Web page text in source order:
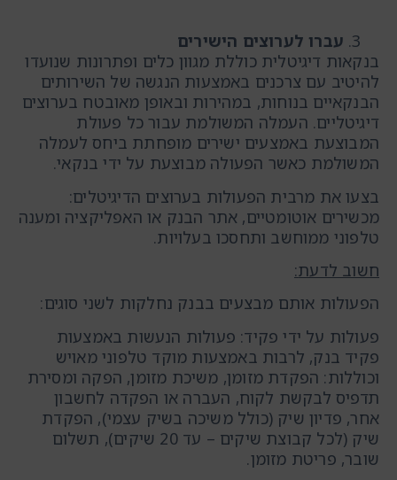
עברו לערוצים הישירים
בנקאות דיגיטלית כוללת מגוון כלים ופתרונות שנועדו
להיטיב עם צרכנים באמצעות הנגשה של השירותים
הבנקאיים בנוחות, במהירות ובאופן מאובטח בערוצים
דיגיטליים. העמלה המשולמת עבור כל פעולת
המבוצעת באמצעים ישירים מופחתת ביחס לעמלה
המשולמת כאשר הפעולה מבוצעת על ידי בנקאי.
בצעו את מרבית הפעולות בערוצים הדיגיטלים:
מכשירים אוטומטיים, אתר הבנק או האפליקציה ומענה
טלפוני ממוחשב ותחסכו בעלויות.
חשוב לדעת:
הפעולות אותם מבצעים בבנק נחלקות לשני סוגים:
פעולות על ידי פקיד: פעולות הנעשות באמצעות
פקיד בנק, לרבות באמצעות מוקד טלפוני מאויש
וכוללות: הפקדת מזומן, משיכת מזומן, הפקה ומסירת
תדפיס לבקשת לקוח, העברה או הפקדה לחשבון
אחר, פדיון שיק (כולל משיכה בשיק עצמי), הפקדת
שיק (לכל קבוצת שיקים – עד 20 שיקים), תשלום
שובר, פריטת מזומן.